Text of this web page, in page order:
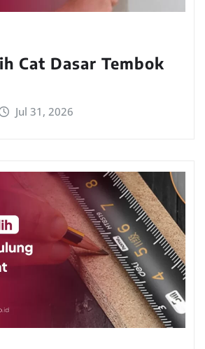
Cat Dasar Tembok
Jul 31, 2026